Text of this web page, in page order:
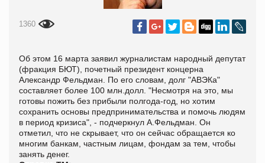
1360
Об этом 16 марта заявил журналистам народный депутат
(фракция БЮТ), почетный президент концерна
Александр Фельдман. По его словам, долг "АВЭКа"
составляет более 100 млн.долл. "Несмотря на это, мы
готовы пожить без прибыли полгода-год, но хотим
сохранить основы предпринимательства и помочь людям
в период кризиса", - подчеркнул А.Фельдман. Он
отметил, что не скрывает, что он сейчас обращается ко
многим банкам, частным лицам, фондам за тем, чтобы
занять денег.